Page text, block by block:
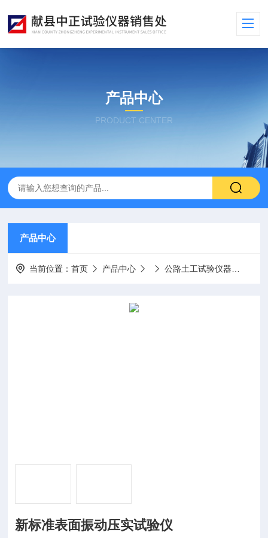
产品中心
PRODUCT CENTER
产品中心
当前位置：首页 产品中心 公路土工试验仪器
新标准表面振动压实试验仪